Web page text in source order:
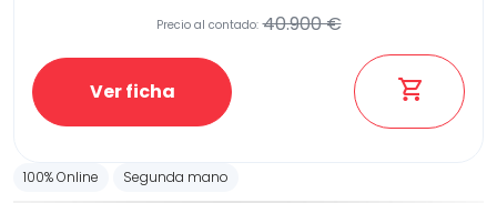
Precio al contado: 40.900 €
Ver ficha
100% Online Segunda mano